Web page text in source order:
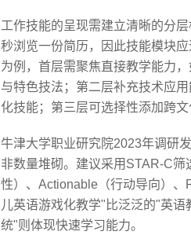
工作技能的呈现需建立清晰的分
秒浏览一份简历，因此技能模块
为例，首层需聚焦直接教学能力
与特色技法；第二层补充技术应
化技能；第三层可选择性添加跨
牛津大学职业研究院2023年调研
非数量堆砌。建议采用STAR-C
性）、Actionable（行动导向）
儿英语游戏化教学"比泛泛的"英
统"则体现快速学习能力。